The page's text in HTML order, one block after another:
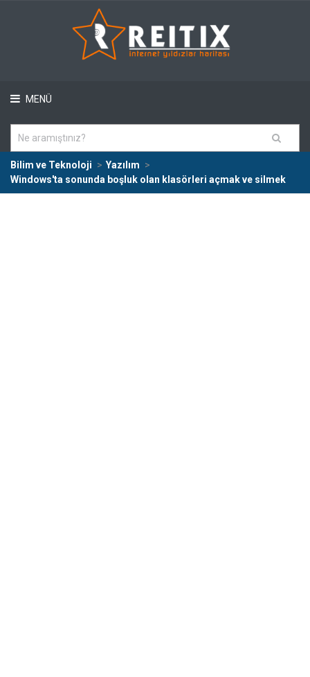
MENÜ
Bilim ve Teknoloji
Yazılım
Windows'ta sonunda boşluk olan klasörleri açmak ve silmek